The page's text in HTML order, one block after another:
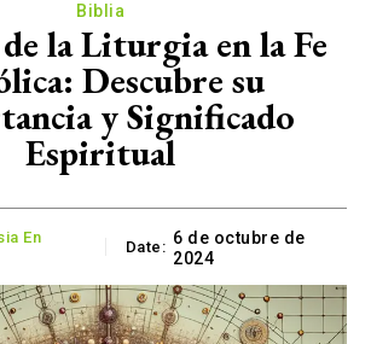
Biblia
la Liturgia en la Fe
Descubre su
y Significado
Espiritual
En
Date: 6 de octubre de
2024